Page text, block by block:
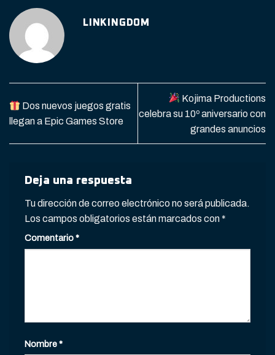
LINKINGDOM
Dos nuevos juegos gratis
llegan a Epic Games Store
Kojima Productions
celebra su 10º aniversario con
grandes anuncios
Deja una respuesta
Tu dirección de correo electrónico no será publicada.
Los campos obligatorios están marcados con*
Comentario*
Nombre*